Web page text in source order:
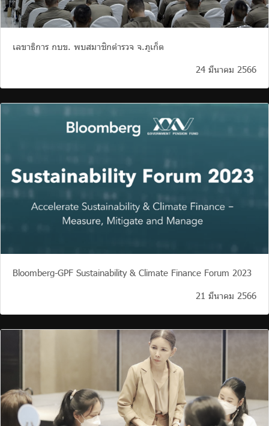
เลขาธิการ กบข. พบสมาชิกตำรวจ จ.ภูเก็ต
24 มีนาคม 2566
Bloomberg-GPF Sustainability & Climate Finance Forum 2023
21 มีนาคม 2566